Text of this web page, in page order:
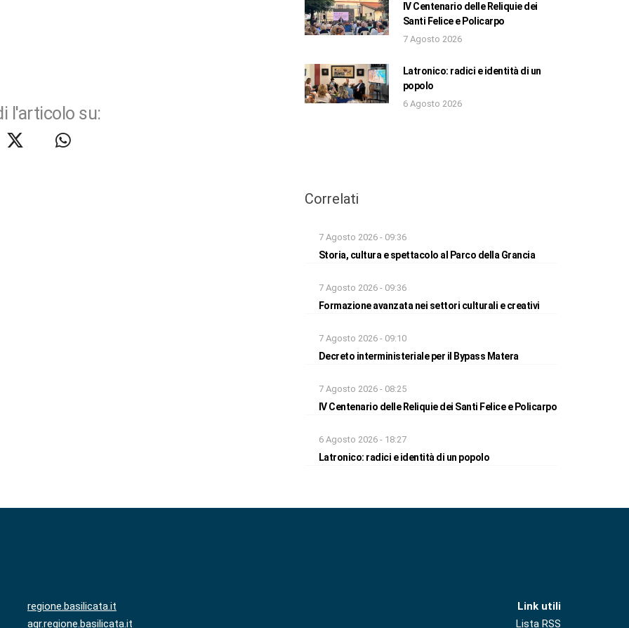
l'articolo su:
IV Centenario delle Reliquie dei
Santi Felice e Policarpo
7 Agosto 2026
Latronico: radici e identità di un
popolo
6 Agosto 2026
Correlati
7 Agosto 2026 - 09:36
Storia, cultura e spettacolo al Parco della Grancia
7 Agosto 2026 - 09:36
Formazione avanzata nei settori culturali e creativi
7 Agosto 2026 - 09:10
Decreto interministeriale per il Bypass Matera
7 Agosto 2026 - 08:25
IV Centenario delle Reliquie dei Santi Felice e Policarpo
6 Agosto 2026 - 18:27
Latronico: radici e identità di un popolo
regione.basilicata.it
agr.regione.basilicata.it
Link utili
Lista RSS